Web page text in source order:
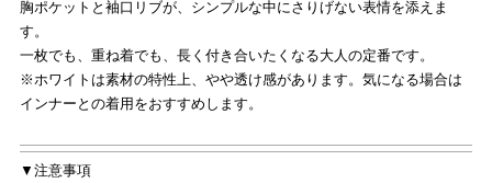
胸ポケットと袖口リブが、シンプルな中にさりげない表情を添えま
す。
一枚でも、重ね着でも、長く付き合いたくなる大人の定番です。
※ホワイトは素材の特性上、やや透け感があります。気になる場合は
インナーとの着用をおすすめします。
▼注意事項